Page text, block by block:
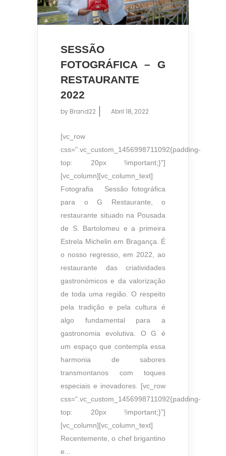
SESSÃO
FOTOGRÁFICA – G
RESTAURANTE
2022
by Brand22 Abril 18, 2022
[vc_row
css=".vc_custom_1456998711092{padding-
top: 20px !important;}"]
[vc_column][vc_column_text]
Fotografia Sessão fotográfica
para o G Restaurante, o
restaurante situado na Pousada
de S. Bartolomeu e a primeira
Estrela Michelin em Bragança. É
o nosso regresso, em 2022, ao
restaurante das criatividades
gastronómicos e da valorização
de toda uma região. O respeito
pela tradição e pela cultura é
algo fundamental para a
gastronomia evolutiva. O G é
um espaço que contempla essa
harmonia de sabores
transmontanos com toques
especiais e inovadores. [vc_row
css=".vc_custom_1456998711092{padding-
top: 20px !important;}"]
[vc_column][vc_column_text]
Recentemente, o chef brigantino
e...